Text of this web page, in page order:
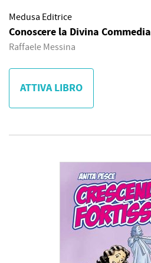
Medusa Editrice
Conoscere la Divina Commedia
Raffaele Messina
ATTIVA LIBRO